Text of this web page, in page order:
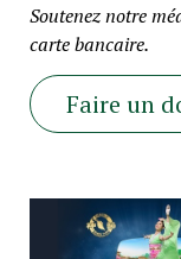
Soutenez notre
carte bancaire.
Faire un